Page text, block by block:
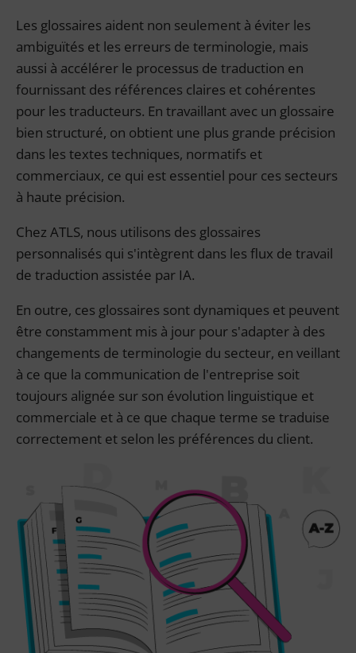
Les glossaires aident non seulement à éviter les
ambiguïtés et les erreurs de terminologie, mais
aussi à accélérer le processus de traduction en
fournissant des références claires et cohérentes
pour les traducteurs. En travaillant avec un glossaire
bien structuré, on obtient une plus grande précision
dans les textes techniques, normatifs et
commerciaux, ce qui est essentiel pour ces secteurs
à haute précision.
Chez ATLS, nous utilisons des glossaires
personnalisés qui s'intègrent dans les flux de travail
de traduction assistée par IA.
En outre, ces glossaires sont dynamiques et peuvent
être constamment mis à jour pour s'adapter à des
changements de terminologie du secteur, en veillant
à ce que la communication de l'entreprise soit
toujours alignée sur son évolution linguistique et
commerciale et à ce que chaque terme se traduise
correctement et selon les préférences du client.